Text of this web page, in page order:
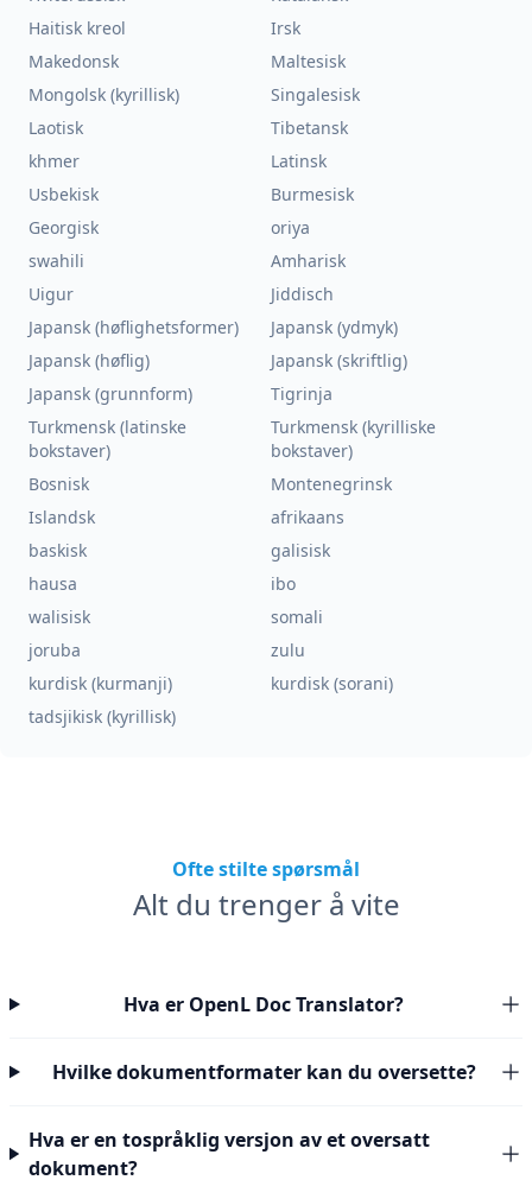
Haitisk kreol
Irsk
Makedonsk
Maltesisk
Mongolsk (kyrillisk)
Singalesisk
Laotisk
Tibetansk
khmer
Latinsk
Usbekisk
Burmesisk
Georgisk
oriya
swahili
Amharisk
Uigur
Jiddisch
Japansk (høflighetsformer)
Japansk (ydmyk)
Japansk (høflig)
Japansk (skriftlig)
Japansk (grunnform)
Tigrinja
Turkmensk (latinske
bokstaver)
Turkmensk (kyrilliske
bokstaver)
Bosnisk
Montenegrinsk
Islandsk
afrikaans
baskisk
galisisk
hausa
ibo
walisisk
somali
joruba
zulu
kurdisk (kurmanji)
kurdisk (sorani)
tadsjikisk (kyrillisk)
Ofte stilte spørsmål
Alt du trenger å vite
Hva er OpenL Doc Translator?
Hvilke dokumentformater kan du oversette?
Hva er en tospråklig versjon av et oversatt
dokument?